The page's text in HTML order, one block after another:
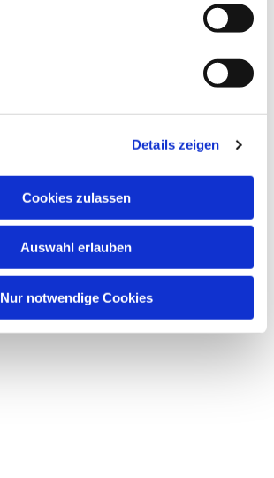
Details zeigen
Cookies zulassen
Auswahl erlauben
Nur notwendige Cookies